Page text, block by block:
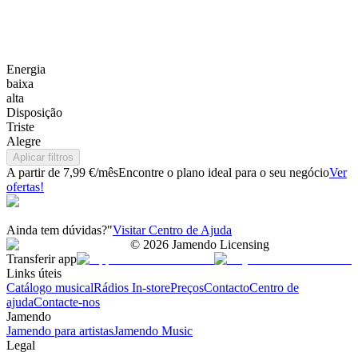
Energia
baixa
alta
Disposição
Triste
Alegre
Aplicar filtros
A partir de 7,99 €/mêsEncontre o plano ideal para o seu negócioVer
ofertas!
Ainda tem dúvidas?"Visitar Centro de Ajuda
© 2026 Jamendo Licensing
Transferir app
Links úteis
Catálogo musicalRádios In-storePreçosContactoCentro de
ajudaContacte-nos
Jamendo
Jamendo para artistasJamendo Music
Legal